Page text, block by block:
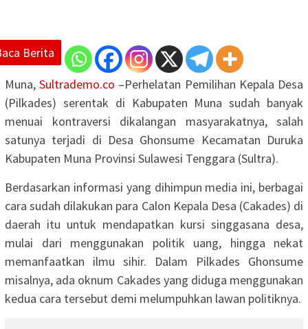
Berita
Muna,Sultrademo.co –Perhelatan Pemilihan Kepala Desa
(Pilkades) serentak di Kabupaten Muna sudah banyak
menuai kontraversi dikalangan masyarakatnya, salah
satunya terjadi di Desa Ghonsume Kecamatan Duruka
Kabupaten Muna Provinsi Sulawesi Tenggara (Sultra).
Berdasarkan informasi yang dihimpun media ini, berbagai
cara sudah dilakukan para Calon Kepala Desa (Cakades) di
daerah itu untuk mendapatkan kursi singgasana desa,
mulai dari menggunakan politik uang, hingga nekat
memanfaatkan ilmu sihir. Dalam Pilkades Ghonsume
misalnya, ada oknum Cakades yang diduga menggunakan
kedua cara tersebut demi melumpuhkan lawan politiknya.